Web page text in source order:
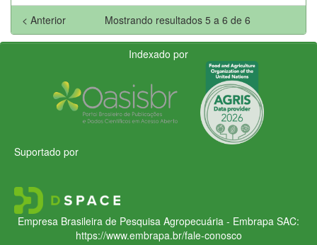
Mostrando resultados 5 a 6 de 6
< Anterior
Indexado por
Suportado por
Empresa Brasileira de Pesquisa Agropecuária - Embrapa SAC:
https://www.embrapa.br/fale-conosco